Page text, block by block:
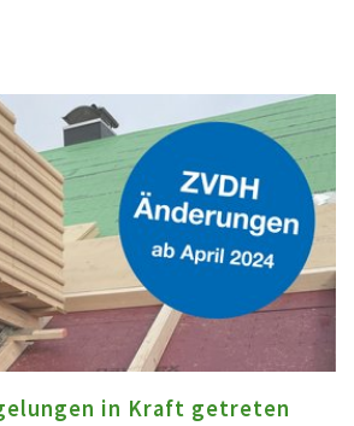
in Kraft getreten